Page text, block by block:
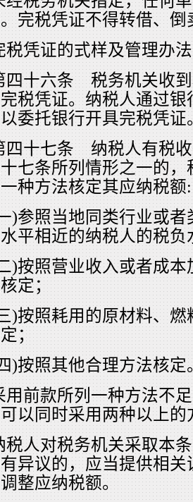
完税凭证不得转借、
税凭证的式样及管理办
四十六条 税务机关收
税凭证。纳税人通过
委托银行开具完税凭证
四十七条 纳税人有税
七条所列情形之一的
种方法核定其应纳税额:
)参照当地同类行业或
平相近的纳税人的税负
)按照营业收入或者成
定；
)按照耗用的原材料、
；
)按照其他合理方法核定
用前款所列一种方法不
以同时采用两种以上的
税人对税务机关采取本
异议的，应当提供相
整应纳税额。